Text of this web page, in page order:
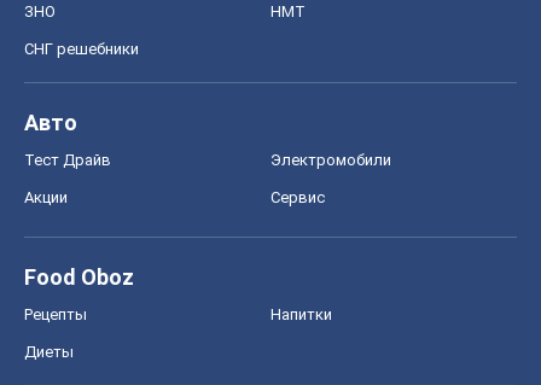
ЗНО НМТ
СНГ решебники
Авто
Тест Драйв Электромобили
Акции Сервис
Food Oboz
Рецепты Напитки
Диеты